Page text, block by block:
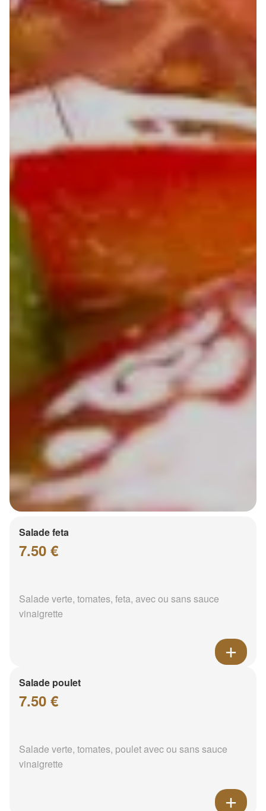
Salade feta
7.50 €
Salade verte, tomates, feta, avec ou sans sauce
vinaigrette
Salade poulet
7.50 €
Salade verte, tomates, poulet avec ou sans sauce
vinaigrette